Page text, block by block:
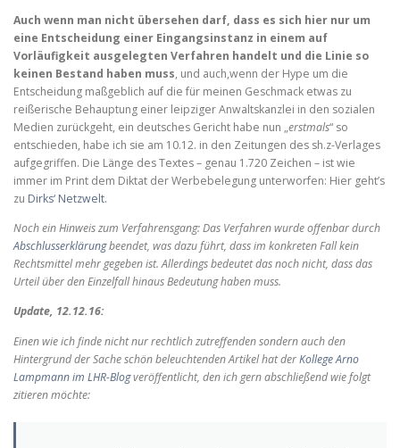
Auch wenn man nicht übersehen darf, dass es sich hier nur um
eine Entscheidung einer Eingangsinstanz in einem auf
Vorläufigkeit ausgelegten Verfahren handelt und die Linie so
keinen Bestand haben muss, und auch,wenn der Hype um die
Entscheidung maßgeblich auf die für meinen Geschmack etwas zu
reißerische Behauptung einer leipziger Anwaltskanzlei in den sozialen
Medien zurückgeht, ein deutsches Gericht habe nun „erstmals“ so
entschieden, habe ich sie am 10.12. in den Zeitungen des sh.z-Verlages
aufgegriffen. Die Länge des Textes – genau 1.720 Zeichen – ist wie
immer im Print dem Diktat der Werbebelegung unterworfen: Hier geht’s
zu Dirks‘ Netzwelt.
Noch ein Hinweis zum Verfahrensgang: Das Verfahren wurde offenbar durch
Abschlusserklärungbeendet, was dazu führt, dass im konkreten Fall kein
Rechtsmittel mehr gegeben ist. Allerdings bedeutet das noch nicht, dass das
Urteil über den Einzelfall hinaus Bedeutung haben muss.
Update, 12.12.16:
Einen wie ich finde nicht nur rechtlich zutreffenden sondern auch den
Hintergrund der Sache schön beleuchtenden Artikel hat derKollege Arno
Lampmann im LHR-Blogveröffentlicht, den ich gern abschließend wie folgt
zitieren möchte: